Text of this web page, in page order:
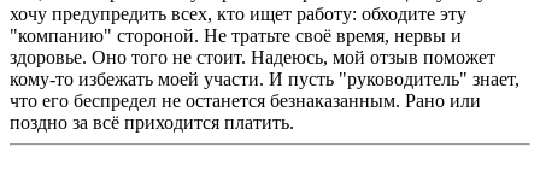
хочу предупредить всех, кто ищет работу: обходите эту
"компанию" стороной. Не тратьте своё время, нервы и
здоровье. Оно того не стоит. Надеюсь, мой отзыв поможет
кому-то избежать моей участи. И пусть "руководитель" знает,
что его беспредел не останется безнаказанным. Рано или
поздно за всё приходится платить.